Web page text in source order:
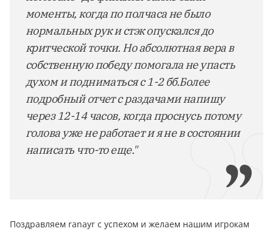
моменты, когда по полчаса не было
нормальных рук и стэк опускался до
критческой точки. Но абсолютная вера в
собственную победу помогала не упасть
духом и подниматься с 1-2 бб.Более
подробный отчет с раздачами напишу
через 12-14 часов, когда проснусь потому
голова уже не работает и я не в состоянии
написать что-то еще."
Поздравляем ranayr с успехом и желаем нашим игрокам